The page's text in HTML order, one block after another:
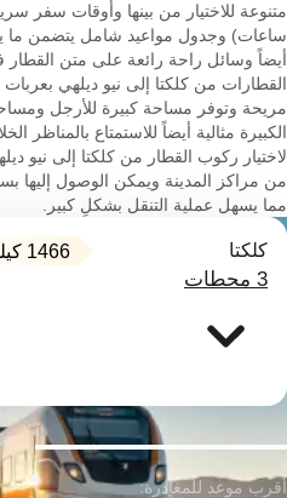
أيضاً وسائل راحة رائعة على متن القطار
القطارات من كلكتا إلى نيو ديلهي
مريحة وتوفر مساحة كبيرة للأرجل ومساحة
الكبيرة مثالية أيضاً للاستمتاع
لاختيار ركوب القطار من كلكتا إلى نيو
من مراكز المدينة ويمكن الوصول إليها
مما يسهل عملية التنقل بشكلٍ كبير.
كلكتا 1466 كيلومتر
3 محطات